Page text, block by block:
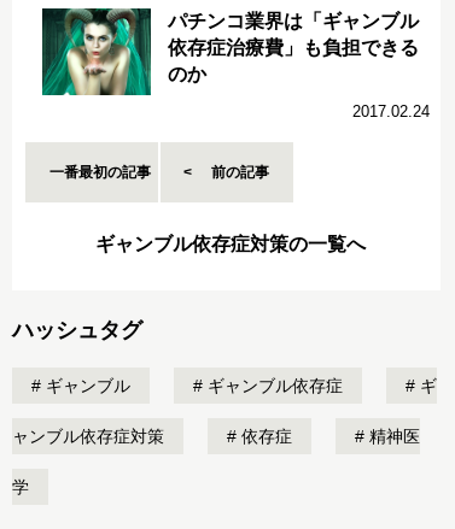
パチンコ業界は「ギャンブル
依存症治療費」も負担できる
のか
2017.02.24
一番最初の記事 前の記事
ギャンブル依存症対策の一覧へ
ハッシュタグ
ギャンブル ギャンブル依存症 ギ
ャンブル依存症対策 依存症 精神医
学